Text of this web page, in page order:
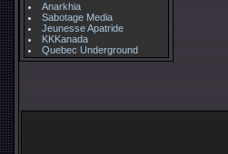
Anarkhia
Sabotage Media
Jeunesse Apatride
KKKanada
Quebec Underground